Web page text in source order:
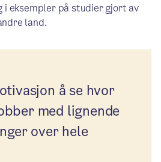
i eksempler på studier gjort av
land.
å se hvor
med lignende
over hele